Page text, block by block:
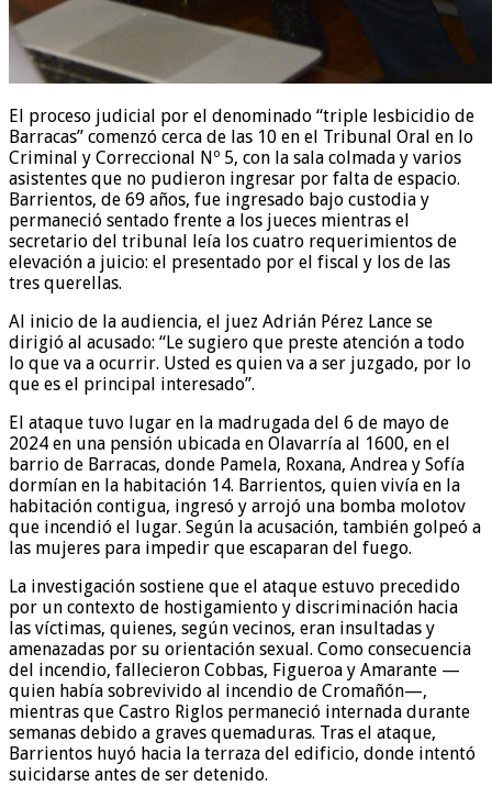
El proceso judicial por el denominado “triple lesbicidio de
Barracas” comenzó cerca de las 10 en el Tribunal Oral en lo
Criminal y Correccional Nº 5, con la sala colmada y varios
asistentes que no pudieron ingresar por falta de espacio.
Barrientos, de 69 años, fue ingresado bajo custodia y
permaneció sentado frente a los jueces mientras el
secretario del tribunal leía los cuatro requerimientos de
elevación a juicio: el presentado por el fiscal y los de las
tres querellas.
Al inicio de la audiencia, el juez Adrián Pérez Lance se
dirigió al acusado: “Le sugiero que preste atención a todo
lo que va a ocurrir. Usted es quien va a ser juzgado, por lo
que es el principal interesado”.
El ataque tuvo lugar en la madrugada del 6 de mayo de
2024 en una pensión ubicada en Olavarría al 1600, en el
barrio de Barracas, donde Pamela, Roxana, Andrea y Sofía
dormían en la habitación 14. Barrientos, quien vivía en la
habitación contigua, ingresó y arrojó una bomba molotov
que incendió el lugar. Según la acusación, también golpeó a
las mujeres para impedir que escaparan del fuego.
La investigación sostiene que el ataque estuvo precedido
por un contexto de hostigamiento y discriminación hacia
las víctimas, quienes, según vecinos, eran insultadas y
amenazadas por su orientación sexual. Como consecuencia
del incendio, fallecieron Cobbas, Figueroa y Amarante —
quien había sobrevivido al incendio de Cromañón—,
mientras que Castro Riglos permaneció internada durante
semanas debido a graves quemaduras. Tras el ataque,
Barrientos huyó hacia la terraza del edificio, donde intentó
suicidarse antes de ser detenido.